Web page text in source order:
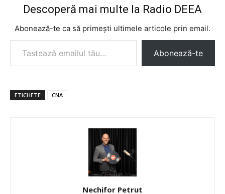
Descoperă mai multe la Radio DEEA
Abonează-te ca să primești ultimele articole prin email.
Tastează emailul tău...
Abonează-te
ETICHETE CNA
Nechifor Petrut